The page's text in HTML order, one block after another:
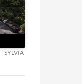
SYLVIA